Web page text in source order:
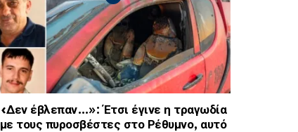
«Δεν έβλεπαν…»: Έτσι έγινε η τραγωδία
με τους πυροσβέστες στο Ρέθυμνο, αυτό